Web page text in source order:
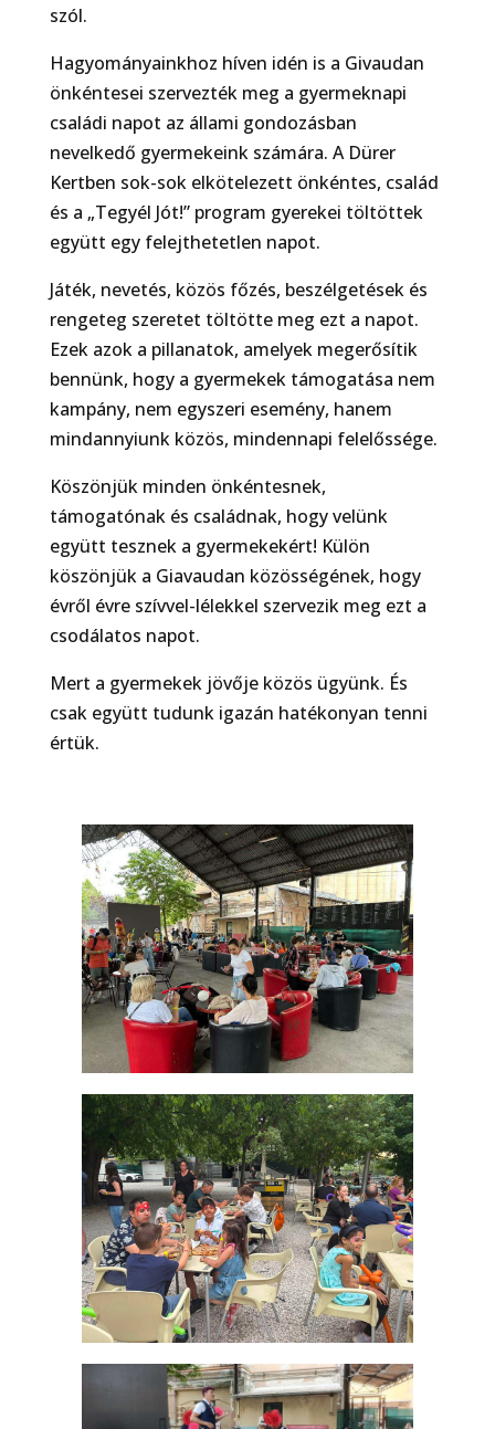
szól.
Hagyományainkhoz híven idén is a Givaudan
önkéntesei szervezték meg a gyermeknapi
családi napot az állami gondozásban
nevelkedő gyermekeink számára. A Dürer
Kertben sok-sok elkötelezett önkéntes, család
és a „Tegyél Jót!” program gyerekei töltöttek
együtt egy felejthetetlen napot.
Játék, nevetés, közös főzés, beszélgetések és
rengeteg szeretet töltötte meg ezt a napot.
Ezek azok a pillanatok, amelyek megerősítik
bennünk, hogy a gyermekek támogatása nem
kampány, nem egyszeri esemény, hanem
mindannyiunk közös, mindennapi felelőssége.
Köszönjük minden önkéntesnek,
támogatónak és családnak, hogy velünk
együtt tesznek a gyermekekért! Külön
köszönjük a Giavaudan közösségének, hogy
évről évre szívvel-lélekkel szervezik meg ezt a
csodálatos napot.
Mert a gyermekek jövője közös ügyünk. És
csak együtt tudunk igazán hatékonyan tenni
értük.